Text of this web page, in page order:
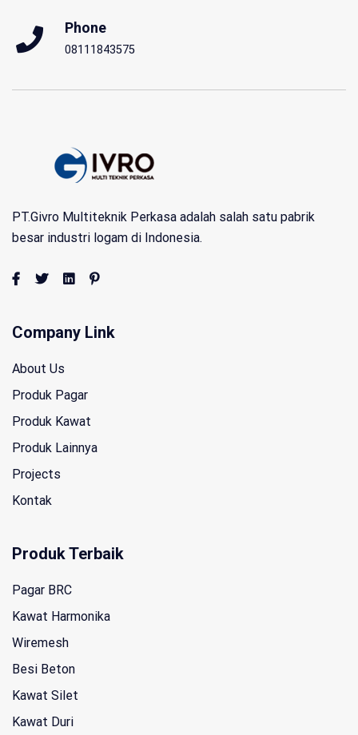
Phone
08111843575
PT.Givro Multiteknik Perkasa adalah salah satu pabrik
besar industri logam di Indonesia.
Company Link
About Us
Produk Pagar
Produk Kawat
Produk Lainnya
Projects
Kontak
Produk Terbaik
Pagar BRC
Kawat Harmonika
Wiremesh
Besi Beton
Kawat Silet
Kawat Duri